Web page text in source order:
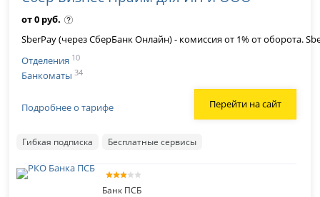
от 0 руб.
SberPay (через СберБанк Онлайн) - комиссия от 1% от оборота.
Отделения 10
Банкоматы34
Подробнее о тарифе Перейти на сайт
Гибкая подписка Бесплатные сервисы
Банк ПСБ